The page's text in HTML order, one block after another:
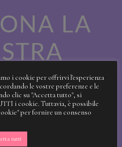
LA
A
i cookie per offrirvi l'esperienza
le vostre preferenze e le
clic su "Accetta tutto", si
i cookie. Tuttavia, è possibile
per fornire un consenso
tutti